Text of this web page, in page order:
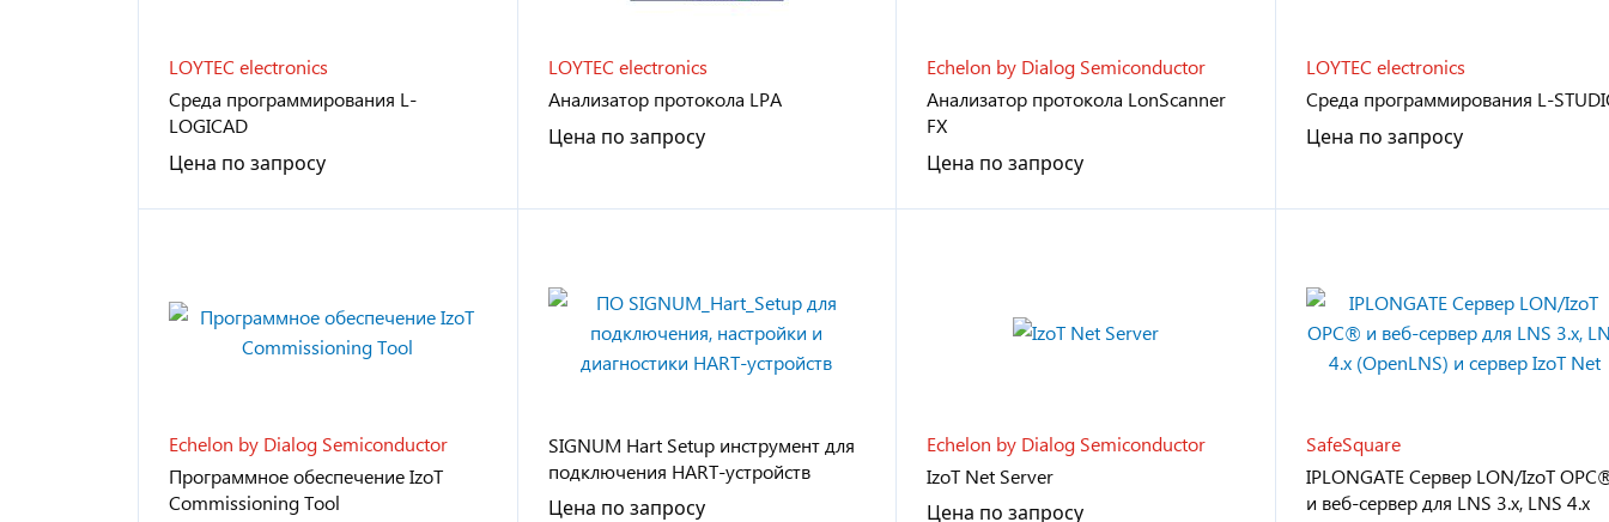
LOYTEC electronics
Среда программирования L-
LOGICAD
Цена по запросу
LOYTEC electronics
Анализатор протокола LPA
Цена по запросу
Echelon by Dialog Semiconductor
Анализатор протокола LonScanner
FX
Цена по запросу
LOYTEC electronics
Среда программирования
Цена по запросу
Echelon by Dialog Semiconductor
Программное обеспечение IzoT
Commissioning Tool
SIGNUM Hart Setup инструмент для
подключения HART-устройств
Цена по запросу
Echelon by Dialog Semiconductor
IzoT Net Server
Цена по запросу
SafeSquare
IPLONGATE Сервер LON/IzoT
и веб-сервер для LNS 3.x, LNS 4.x